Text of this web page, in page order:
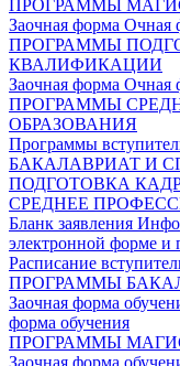
ПРОГРАММЫ
Заочная форма Очная
ПРОГРАММЫ
КВАЛИФИКАЦИИ
Заочная форма Очная
ПРОГРАММЫ
ОБРАЗОВАНИЯ
Программы
БАКАЛАВРИАТ И
ПОДГОТОВКА
СРЕДНЕЕ
Бланк заявления
электронной форме и
Расписание
ПРОГРАММЫ
Заочная форма
форма обучения
ПРОГРАММЫ
Заочная форма